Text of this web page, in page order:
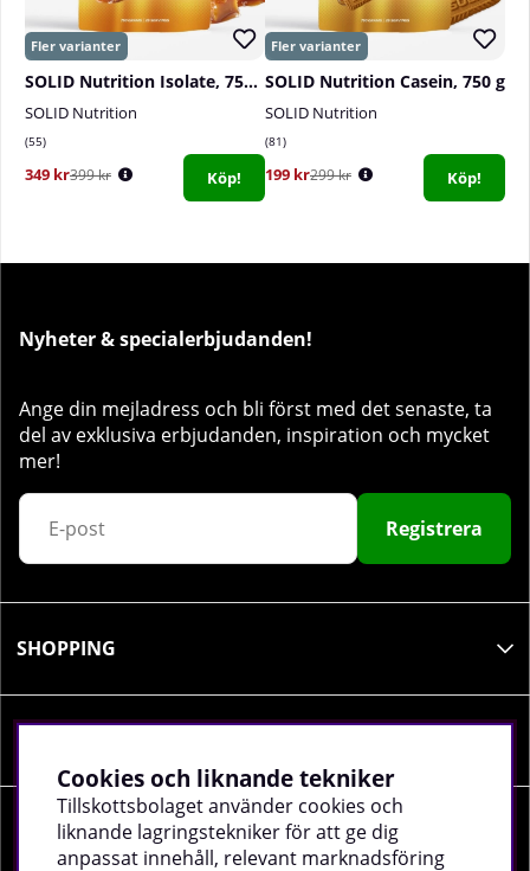
SOLID Nutrition Isolate, 750 g
SOLID Nutrition
55
349 kr399 kr Köp!
SOLID Nutrition Casein, 750 g
SOLID Nutrition
81
199 kr299 kr Köp!
Nyheter & specialerbjudanden!
Ange din mejladress och bli först med det senaste, ta
del av exklusiva erbjudanden, inspiration och mycket
mer!
Registrera
SHOPPING
SOCIALA MEDIER
Cookies och liknande tekniker
Tillskottsbolaget använder cookies och
liknande lagringstekniker för att ge dig
anpassat innehåll, relevant marknadsföring